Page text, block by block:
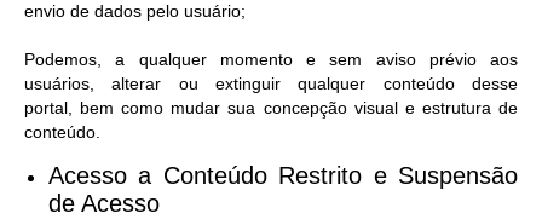
envio de dados pelo usuário;
Podemos, a qualquer momento e sem aviso prévio aos
usuários, alterar ou extinguir qualquer conteúdo desse
portal, bem como mudar sua concepção visual e estrutura de
conteúdo.
Acesso a Conteúdo Restrito e Suspensão
de Acesso​